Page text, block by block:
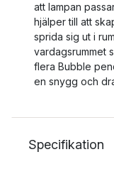
att lampan
hjälper till att
sprida sig ut i
vardagsrummet
flera Bubble
en snygg och
Specifikation